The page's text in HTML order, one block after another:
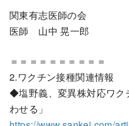
関東有志医師の会
医師 山中 晃一郎
＝＝＝＝＝＝＝＝＝＝
2.ワクチン接種関連情報
◆塩野義、変異株対応ワ
わせる」